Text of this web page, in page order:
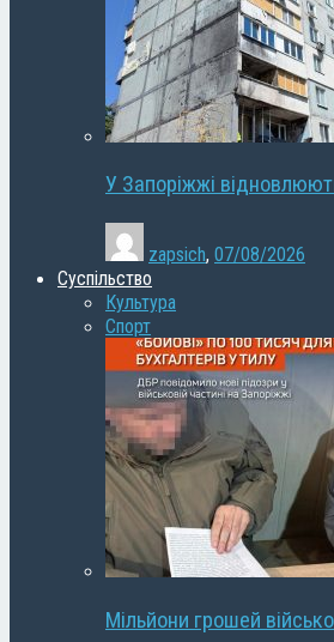
У Запоріжжі
zapsich, 07/08/2026
Суспільство
Культура
Спорт
Мільйони грошей